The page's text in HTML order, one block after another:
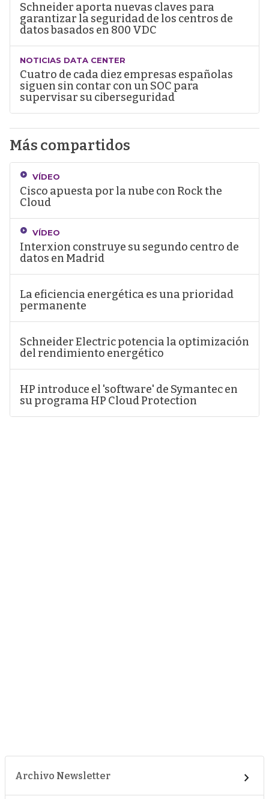
Schneider aporta nuevas claves para
garantizar la seguridad de los centros de
datos basados en 800 VDC
NOTICIAS DATA CENTER
Cuatro de cada diez empresas españolas
siguen sin contar con un SOC para
supervisar su ciberseguridad
Más compartidos
VÍDEO
Cisco apuesta por la nube con Rock the
Cloud
VÍDEO
Interxion construye su segundo centro de
datos en Madrid
La eficiencia energética es una prioridad
permanente
Schneider Electric potencia la optimización
del rendimiento energético
HP introduce el 'software' de Symantec en
su programa HP Cloud Protection
Archivo Newsletter